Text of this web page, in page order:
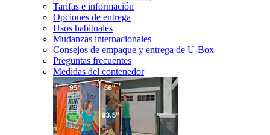
Tarifas e información
Opciones de entrega
Usos habituales
Mudanzas internacionales
Consejos de empaque y entrega de U-Box
Preguntas frecuentes
Medidas del contenedor